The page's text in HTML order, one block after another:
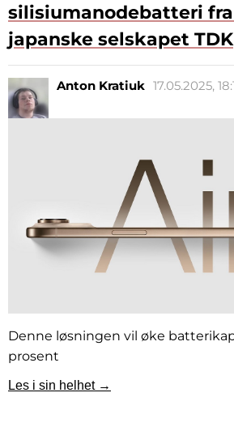
silisiumanodebatteri
japanske selskapet TDK
Anton Kratiuk 17.05.2025,
Denne løsningen vil øke
prosent
Les i sin helhet →